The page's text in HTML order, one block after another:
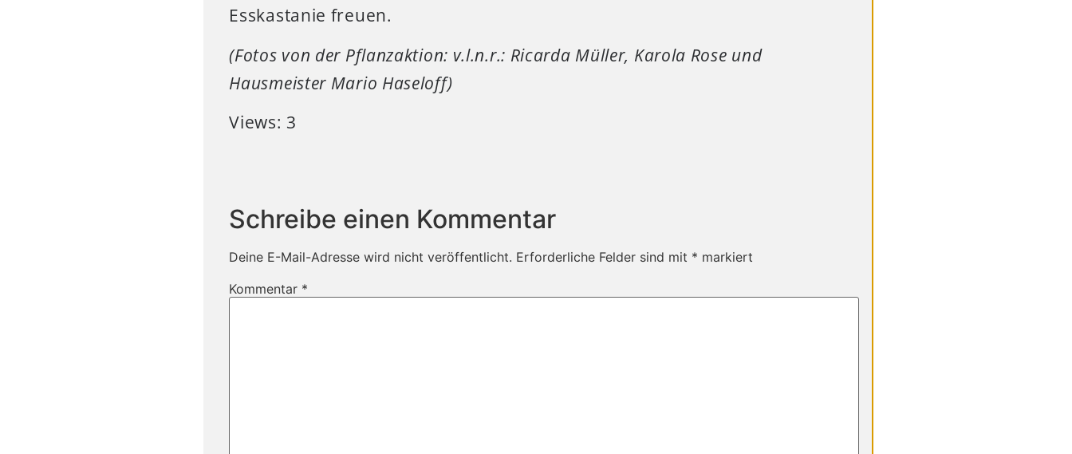
Esskastanie freuen.
(Fotos von der Pflanzaktion: v.l.n.r.: Ricarda Müller, Karola Rose und
Hausmeister Mario Haseloff)
Views: 3
Schreibe einen Kommentar
Deine E-Mail-Adresse wird nicht veröffentlicht. Erforderliche Felder sind mit * markiert
Kommentar *